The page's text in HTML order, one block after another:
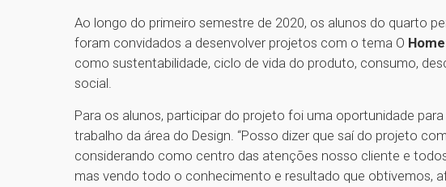
Ao longo do primeiro semestre de 2020, os alunos do quarto
foram convidados a desenvolver projetos com o tema O
como sustentabilidade, ciclo de vida do produto, consumo,
social.
Para os alunos, participar do projeto foi uma oportunidade
trabalho da área do Design. “Posso dizer que saí do projeto
considerando como centro das atenções nosso cliente e
mas vendo todo o conhecimento e resultado que obtivemos,